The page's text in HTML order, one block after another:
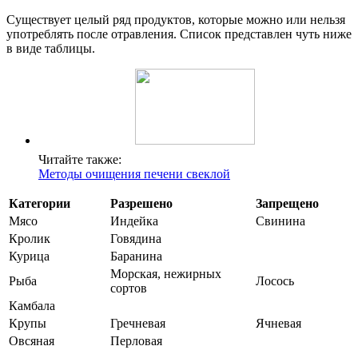
Существует целый ряд продуктов, которые можно или нельзя
употреблять после отравления. Список представлен чуть ниже
в виде таблицы.
Читайте также:
Методы очищения печени свеклой
Категории Разрешено
Запрещено
Мясо
Индейка
Свинина
Кролик
Говядина
Курица
Баранина
Рыба
Морская, нежирных
сортов
Лосось
Камбала
Крупы
Гречневая
Ячневая
Овсяная
Перловая